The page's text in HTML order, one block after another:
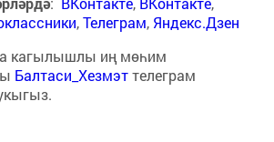
,Телеграм, Яндекс.Дзен
кагылышлы иң мөһим
Балтаси_Хезмэттелеграм